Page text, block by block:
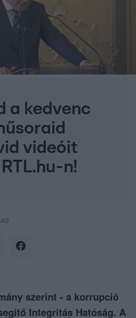
a kedvenc
videóit
n!
szerint - a korrupció
Integritás Hatóság. A